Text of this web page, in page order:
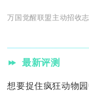
最新评测